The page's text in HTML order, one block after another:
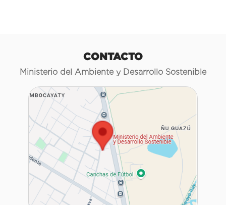
CONTACTO
Ministerio del Ambiente y Desarrollo Sostenible